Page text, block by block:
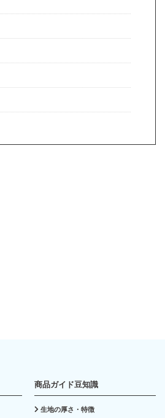
商品ガイド豆知識
生地の厚さ・特徴